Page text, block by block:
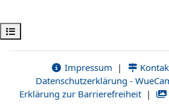
Apri indice del corso
Impressum |
Datenschutzerklärung -
Erklärung zur Barrierefreiheit |